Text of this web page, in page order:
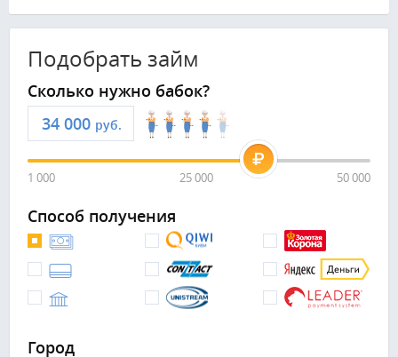
Подобрать займ
Сколько нужно бабок?
руб.
1 000 25 000 50 000
Способ получения
Город